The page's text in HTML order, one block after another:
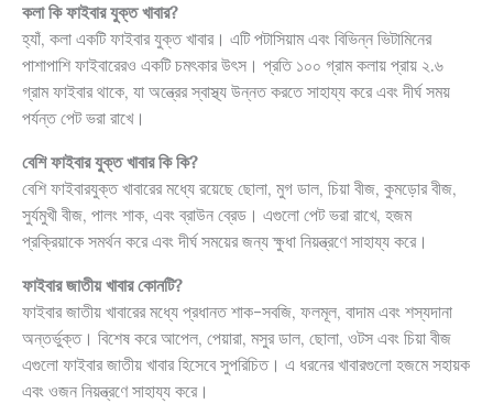
কলা কি ফাইবার যুক্ত খাবার?
হ্যাঁ, কলা একটি ফাইবার যুক্ত খাবার। এটি পটাসিয়াম এবং বিভিন্ন ভিটামিনের
পাশাপাশি ফাইবারেরও একটি চমৎকার উৎস। প্রতি ১০০ গ্রাম কলায় প্রায় ২.৬
গ্রাম ফাইবার থাকে, যা অন্ত্রের স্বাস্থ্য উন্নত করতে সাহায্য করে এবং দীর্ঘ সময়
পর্যন্ত পেট ভরা রাখে।
বেশি ফাইবার যুক্ত খাবার কি কি?
বেশি ফাইবারযুক্ত খাবারের মধ্যে রয়েছে ছোলা, মুগ ডাল, চিয়া বীজ, কুমড়োর বীজ,
সুর্যমুখী বীজ, পালং শাক, এবং ব্রাউন ব্রেড। এগুলো পেট ভরা রাখে, হজম
প্রক্রিয়াকে সমর্থন করে এবং দীর্ঘ সময়ের জন্য ক্ষুধা নিয়ন্ত্রণে সাহায্য করে।
ফাইবার জাতীয় খাবার কোনটি?
ফাইবার জাতীয় খাবারের মধ্যে প্রধানত শাক-সবজি, ফলমূল, বাদাম এবং শস্যদানা
অন্তর্ভুক্ত। বিশেষ করে আপেল, পেয়ারা, মসুর ডাল, ছোলা, ওটস এবং চিয়া বীজ
এগুলো ফাইবার জাতীয় খাবার হিসেবে সুপরিচিত। এ ধরনের খাবারগুলো হজমে সহায়ক
এবং ওজন নিয়ন্ত্রণে সাহায্য করে।